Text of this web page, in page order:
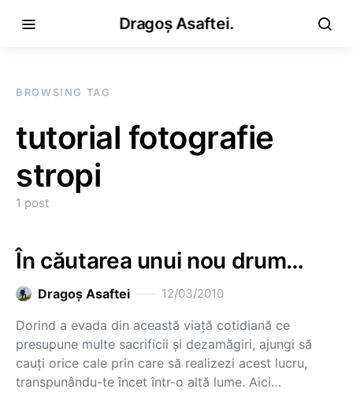
Dragoș Asaftei.
BROWSING TAG
tutorial fotografie
stropi
1 post
În căutarea unui nou drum…
Dragoş Asaftei 12/03/2010
Dorind a evada din această viaţă cotidiană ce
presupune multe sacrificii şi dezamăgiri, ajungi să
cauţi orice cale prin care să realizezi acest lucru,
transpunându-te încet într-o altă lume. Aici…